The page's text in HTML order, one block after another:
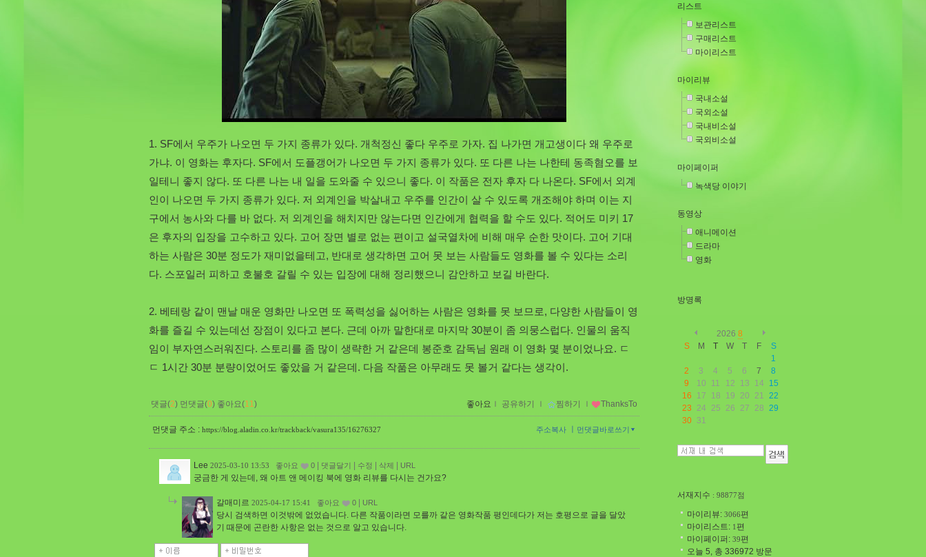
1. SF에서 우주가 나오면 두 가지 종류가 있다. 개척정신 좋다 우주로 가자. 집 나가면 개고생이다 왜 우주로
가냐. 이 영화는 후자다. SF에서 도플갱어가 나오면 두 가지 종류가 있다. 또 다른 나는 나한테 동족혐오를 보
일테니 좋지 않다. 또 다른 나는 내 일을 도와줄 수 있으니 좋다. 이 작품은 전자 후자 다 나온다. SF에서 외계
인이 나오면 두 가지 종류가 있다. 저 외계인을 박살내고 우주를 인간이 살 수 있도록 개조해야 하며 이는 지
구에서 농사와 다를 바 없다. 저 외계인을 해치지만 않는다면 인간에게 협력을 할 수도 있다. 적어도 미키 17
은 후자의 입장을 고수하고 있다. 고어 장면 별로 없는 편이고 설국열차에 비해 매우 순한 맛이다. 고어 기대
하는 사람은 30분 정도가 재미없을테고, 반대로 생각하면 고어 못 보는 사람들도 영화를 볼 수 있다는 소리
다. 스포일러 피하고 호불호 갈릴 수 있는 입장에 대해 정리했으니 감안하고 보길 바란다.
2. 베테랑 같이 맨날 매운 영화만 나오면 또 폭력성을 싫어하는 사람은 영화를 못 보므로, 다양한 사람들이 영
화를 즐길 수 있는데선 장점이 있다고 본다. 근데 아까 말한대로 마지막 30분이 좀 의뭉스럽다. 인물의 움직
임이 부자연스러워진다. 스토리를 좀 많이 생략한 거 같은데 봉준호 감독님 원래 이 영화 몇 분이었나요. ㄷ
ㄷ 1시간 30분 분량이었어도 좋았을 거 같은데. 다음 작품은 아무래도 못 볼거 같다는 생각이.
댓글(2) 먼댓글(0) 좋아요(11) 좋아요 ｌ 공유하기 ｌ 찜하기 ｌ ThanksTo
먼댓글 주소 : https://blog.aladin.co.kr/trackback/vasura135/16276327 먼댓글바로쓰기
주소복사
Lee 2025-03-10 13:53 좋아요 0 댓글달기 수정 삭제 URL
궁금한 게 있는데, 왜 아트 앤 메이킹 북에 영화 리뷰를 다시는 건가요?
갈매미르 2025-04-17 15:41 좋아요 0 URL
당시 검색하면 이것밖에 없었습니다. 다른 작품이라면 모를까 같은 영화작품 평인데다가 저는 호평으로 글을 달았
기 때문에 곤란한 사항은 없는 것으로 알고 있습니다.
리스트
보관리스트
구매리스트
마이리스트
마이리뷰
국내소설
국외소설
국내비소설
국외비소설
마이페이퍼
녹색당 이야기
동영상
애니메이션
드라마
영화
방명록
2026 8
S
M T W T F
S
1
2
3 4 5 6 7
8
9
10 11 12 13 14
15
16
17 18 19 20 21
22
23
24 25 26 27 28
29
30
31
서재지수 : 98877점
마이리뷰: 3066편
마이리스트: 1편
마이페이퍼: 39편
오늘 5, 총 336972 방문